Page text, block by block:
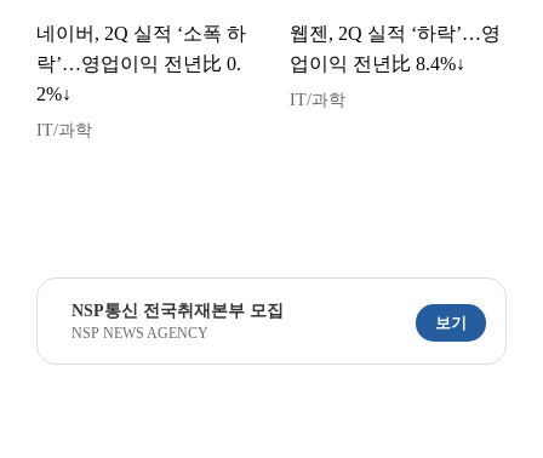
네이버, 2Q 실적 ‘소폭 하
락’…영업이익 전년比 0.
2%↓
IT/과학
웹젠, 2Q 실적 ‘하락’…영
업이익 전년比 8.4%↓
IT/과학
NSP통신 전국취재본부 모집
NSP NEWS AGENCY
보기